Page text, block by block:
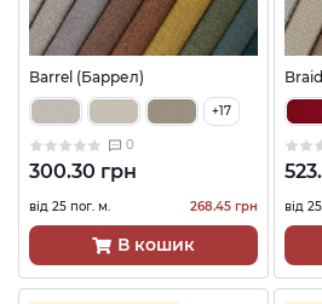
Barrel (Баррел)
+17
0
300.30 грн
від 25 пог. м. 268.45 грн
В кошик
від